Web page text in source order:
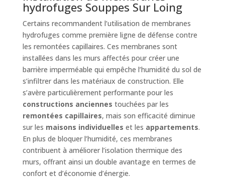
hydrofuges Souppes Sur Loing
Certains recommandent l’utilisation de membranes
hydrofuges comme première ligne de défense contre
les remontées capillaires. Ces membranes sont
installées dans les murs affectés pour créer une
barrière imperméable qui empêche l’humidité du sol de
s’infiltrer dans les matériaux de construction. Elle
s’avère particulièrement performante pour les
constructions anciennes touchées par les
remontées capillaires, mais son efficacité diminue
sur les maisons individuelles et les appartements.
En plus de bloquer l’humidité, ces membranes
contribuent à améliorer l’isolation thermique des
murs, offrant ainsi un double avantage en termes de
confort et d’économie d’énergie.